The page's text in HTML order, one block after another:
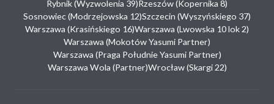
Rybnik (Wyzwolenia 39)Rzeszów (Kopernika 8)
Sosnowiec (Modrzejowska 12)Szczecin (Wyszyńskiego 37)
Warszawa (Krasińskiego 16)Warszawa (Lwowska 10 lok 2)
Warszawa (Mokotów Yasumi Partner)
Warszawa (Praga Południe Yasumi Partner)
Warszawa Wola (Partner)Wrocław (Skargi 22)